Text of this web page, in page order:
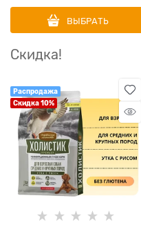
ВЫБРАТЬ
Скидка!
Распродажа
Скидка 10%